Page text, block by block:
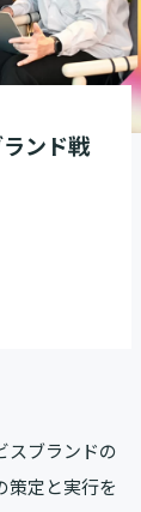
ンド戦
スブランドの
策定と実行を